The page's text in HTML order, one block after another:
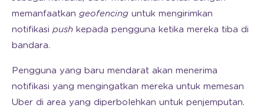
memanfaatkan geofencing untuk mengirimkan
notifikasi push kepada pengguna ketika mereka tiba di
bandara.
Pengguna yang baru mendarat akan menerima
notifikasi yang mengingatkan mereka untuk memesan
Uber di area yang diperbolehkan untuk penjemputan.